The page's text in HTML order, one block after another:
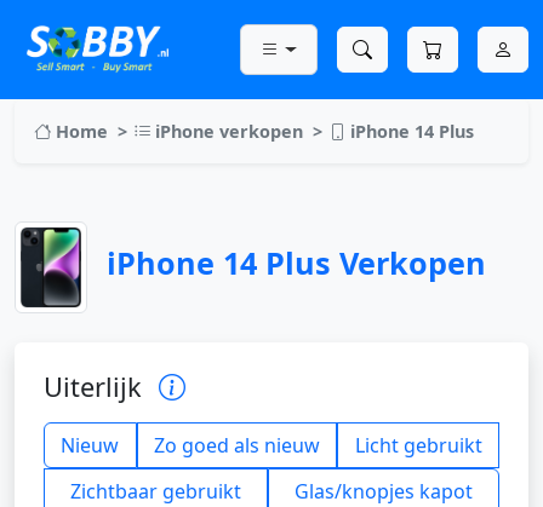
Home iPhone verkopen iPhone 14 Plus
iPhone 14 Plus Verkopen
Uiterlijk
Nieuw Zo goed als nieuw
Licht gebruikt
Zichtbaar gebruikt
Glas/knopjes kapot